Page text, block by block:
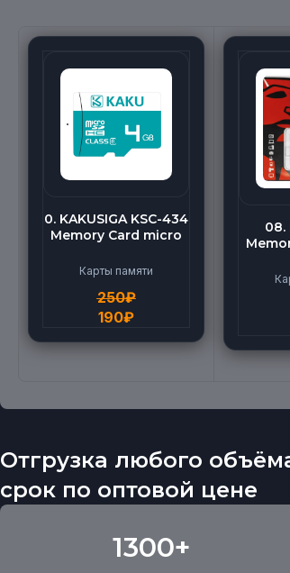
0. KAKUSIGA KSC-434
Memory Card micro
Speed (4G)
Карты памяти
250₽
190₽
08.
Отгрузка любого
срок по оптовой цене
1300+